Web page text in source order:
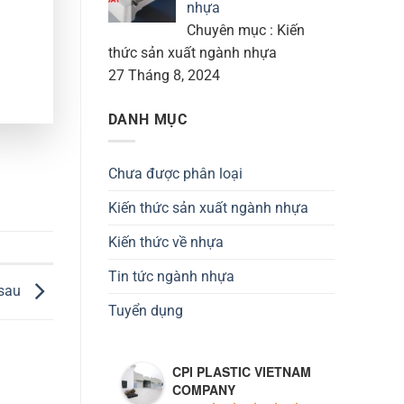
nhựa
Chuyên mục : Kiến
thức sản xuất ngành nhựa
27 Tháng 8, 2024
DANH MỤC
Chưa được phân loại
Kiến thức sản xuất ngành nhựa
Kiến thức về nhựa
Tin tức ngành nhựa
Tuyển dụng
CPI PLASTIC VIETNAM
COMPANY